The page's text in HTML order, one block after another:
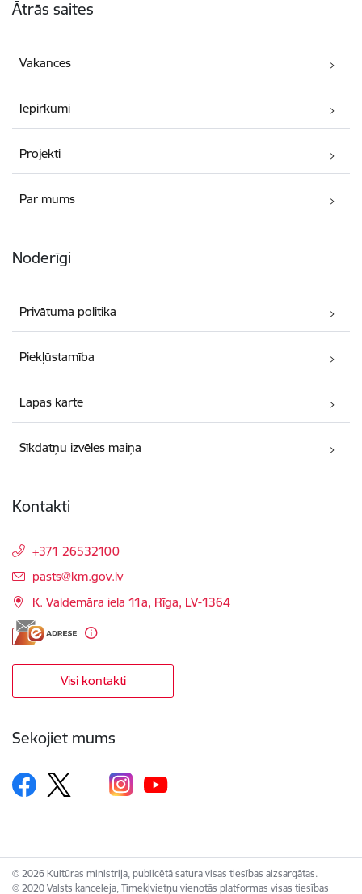
Ātrās saites
Vakances
Iepirkumi
Projekti
Par mums
Noderīgi
Privātuma politika
Piekļūstamība
Lapas karte
Sīkdatņu izvēles maiņa
Kontakti
+371 26532100
E-pasts:
pasts@km.gov.lv
K. Valdemāra iela 11a, Rīga, LV-1364
Visi kontakti
Sekojiet mums
© 2026 Kultūras ministrija, publicētā satura visas tiesības aizsargātas.
© 2020 Valsts kanceleja, Tīmekļvietņu vienotās platformas visas tiesības